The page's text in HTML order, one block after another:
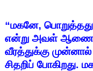
“மகனே, பொறுத்தது
என்று அவள்
வீரத்துக்கு முன்னால்
சிதறிப் போகிறது.